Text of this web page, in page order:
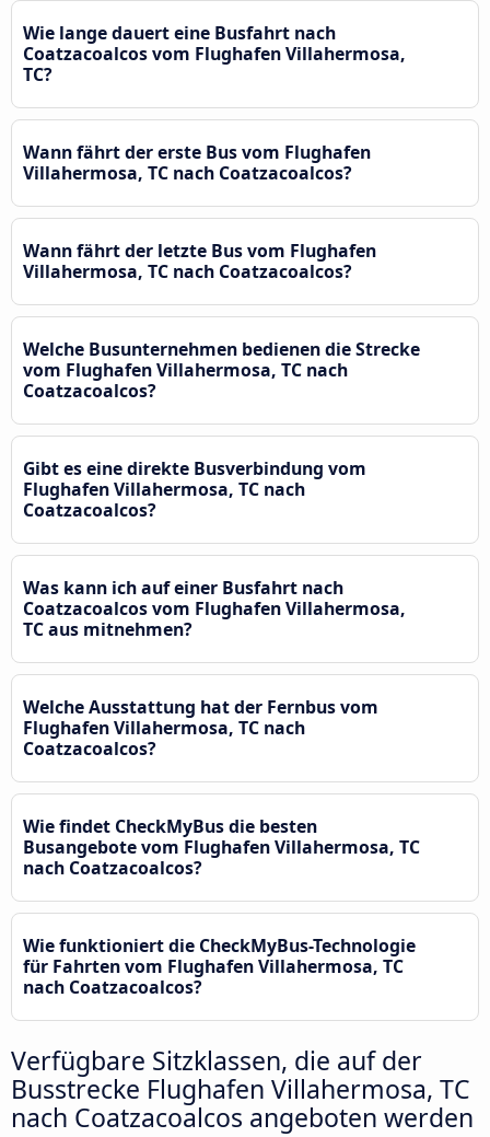
Wie lange dauert eine Busfahrt nach
Coatzacoalcos vom Flughafen Villahermosa,
TC?
Wann fährt der erste Bus vom Flughafen
Villahermosa, TC nach Coatzacoalcos?
Wann fährt der letzte Bus vom Flughafen
Villahermosa, TC nach Coatzacoalcos?
Welche Busunternehmen bedienen die Strecke
vom Flughafen Villahermosa, TC nach
Coatzacoalcos?
Gibt es eine direkte Busverbindung vom
Flughafen Villahermosa, TC nach
Coatzacoalcos?
Was kann ich auf einer Busfahrt nach
Coatzacoalcos vom Flughafen Villahermosa,
TC aus mitnehmen?
Welche Ausstattung hat der Fernbus vom
Flughafen Villahermosa, TC nach
Coatzacoalcos?
Wie findet CheckMyBus die besten
Busangebote vom Flughafen Villahermosa, TC
nach Coatzacoalcos?
Wie funktioniert die CheckMyBus-Technologie
für Fahrten vom Flughafen Villahermosa, TC
nach Coatzacoalcos?
Verfügbare Sitzklassen, die auf der
Busstrecke Flughafen Villahermosa, TC
nach Coatzacoalcos angeboten werden